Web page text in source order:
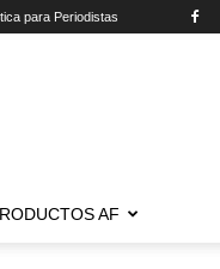
para Periodistas
AF